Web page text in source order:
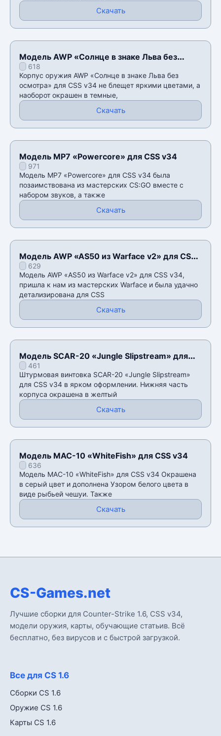
Скачать
Модель AWP «Солнце в знаке Льва без
осмотра» для CSS v34
618
Корпус оружия AWP «Солнце в знаке Льва без
осмотра» для CSS v34 не блещет яркими цветами, а
наоборот окрашен в темные,
Скачать
Модель MP7 «Powercore» для CSS v34
971
Модель MP7 «Powercore» для CSS v34 была
позаимствована из мастерских CS:GO вместе с
набором звуков, а также
Скачать
Модель AWP «AS50 из Warface v2» для CSS
v34629
Модель AWP «AS50 из Warface v2» для CSS v34,
пришла к нам из мастерских Warface и была удачно
детализирована для CSS
Скачать
Модель SCAR-20 «Jungle Slipstream» для
CSS v34
461
Штурмовая винтовка SCAR-20 «Jungle Slipstream»
для CSS v34 в ярком оформлении. Нижняя часть
корпуса окрашена в желтый
Скачать
Модель MAC-10 «WhiteFish» для CSS v34
636
Модель MAC-10 «WhiteFish» для CSS v34 Окрашена
в серый цвет и дополнена Узором белого цвета в
виде рыбьей чешуи. Также
Скачать
CS-Games.net
Лучшие сборки для Counter-Strike 1.6, CSS v34,
модели оружия, карты, обучающие статьив. Всё
бесплатно, без вирусов и с быстрой загрузкой.
Все для CS 1.6
Сборки CS 1.6
Оружие CS 1.6
Карты CS 1.6